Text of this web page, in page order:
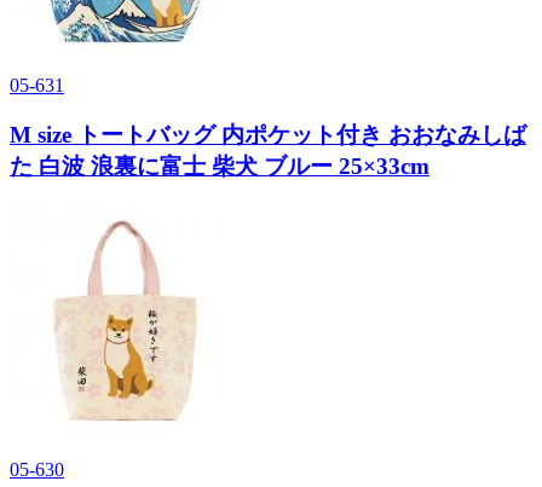
05-631
M size トートバッグ 内ポケット付き おおなみしば
た 白波 浪裏に富士 柴犬 ブルー 25×33cm
05-630